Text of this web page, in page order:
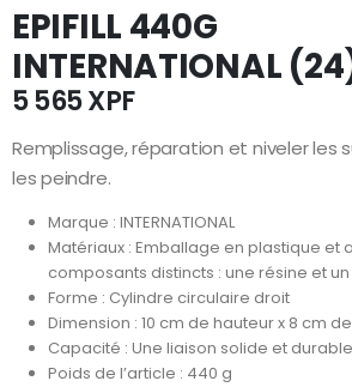
EPIFILL 440G
INTERNATIONAL
5 565XPF
Remplissage, réparation et niveler les
les peindre.
Marque : INTERNATIONAL
Matériaux : Emballage en plastique et
composants distincts : une résine et
Forme : Cylindre circulaire droit
Dimension : 10 cm de hauteur x 8 cm
Capacité : Une liaison solide et
Poids de l’article : 440 g